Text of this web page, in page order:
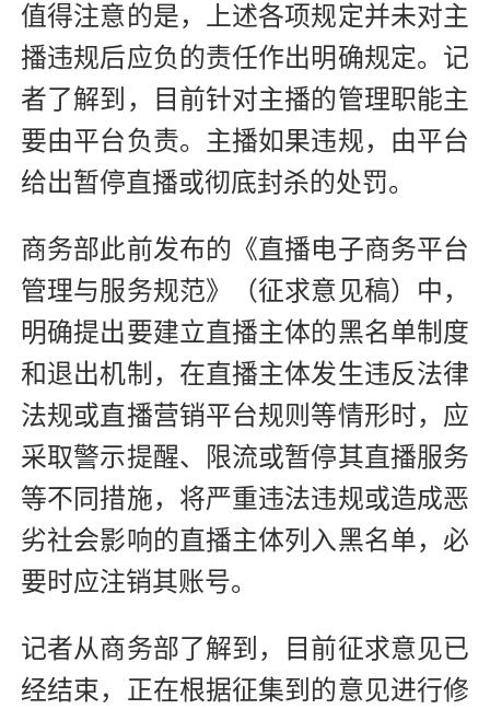
值得注意的是，上述各项规定并未对主
播违规后应负的责任作出明确规定。记
者了解到，目前针对主播的管理职能主
要由平台负责。主播如果违规，由平台
给出暂停直播或彻底封杀的处罚。
商务部此前发布的《直播电子商务平台
管理与服务规范》（征求意见稿）中，
明确提出要建立直播主体的黑名单制度
和退出机制，在直播主体发生违反法律
法规或直播营销平台规则等情形时，应
采取警示提醒、限流或暂停其直播服务
等不同措施，将严重违法违规或造成恶
劣社会影响的直播主体列入黑名单，必
要时应注销其账号。
记者从商务部了解到，目前征求意见已
经结束，正在根据征集到的意见进行修